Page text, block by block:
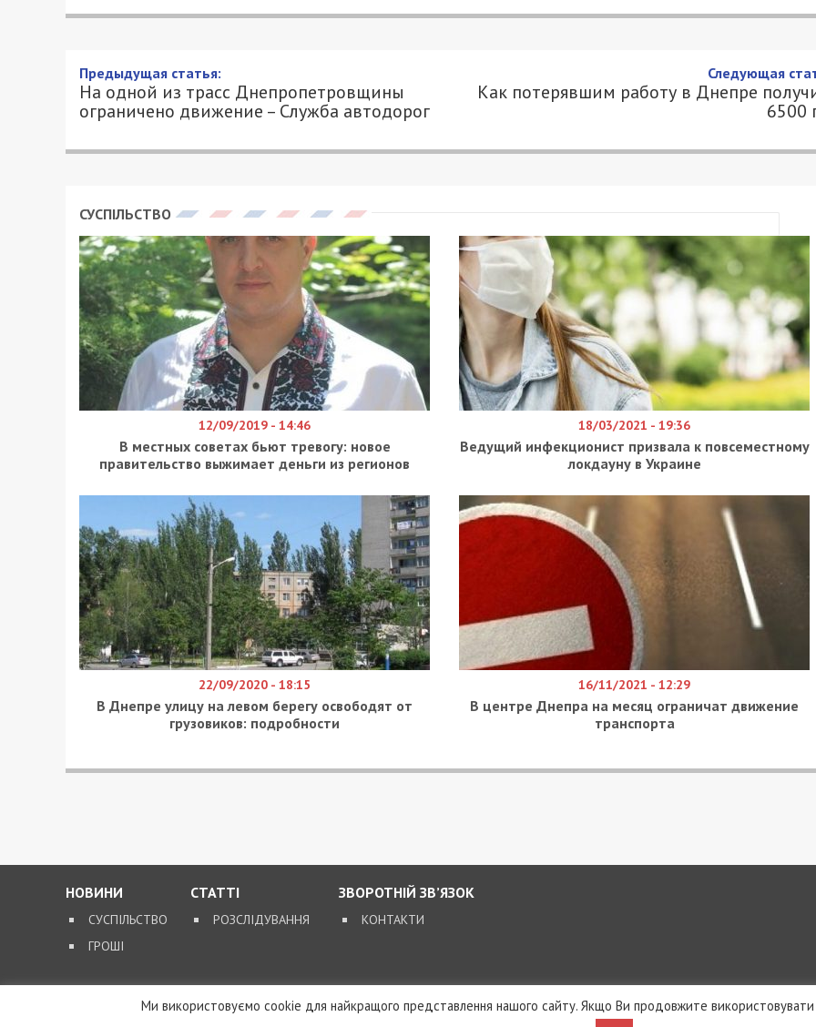
Предыдущая статья:
На одной из трасс Днепропетровщины
ограничено движение – Служба автодорог
Следующая
Как потерявшим работу в Днепре
6500
СУСПІЛЬСТВО
12/09/2019 - 14:46
В местных советах бьют тревогу: новое
правительство выжимает деньги из регионов
18/03/2021 - 19:36
Ведущий инфекционист призвала к повсеместному
локдауну в Украине
22/09/2020 - 18:15
В Днепре улицу на левом берегу освободят от
грузовиков: подробности
16/11/2021 - 12:29
В центре Днепра на месяц ограничат движение
транспорта
НОВИНИ
СУСПІЛЬСТВО
ГРОШІ
СТАТТІ
РОЗСЛІДУВАННЯ
ЗВОРОТНІЙ ЗВ’ЯЗОК
КОНТАКТИ
Ми використовуємо cookie для найкращого представлення нашого сайту. Якщо Ви продовжите